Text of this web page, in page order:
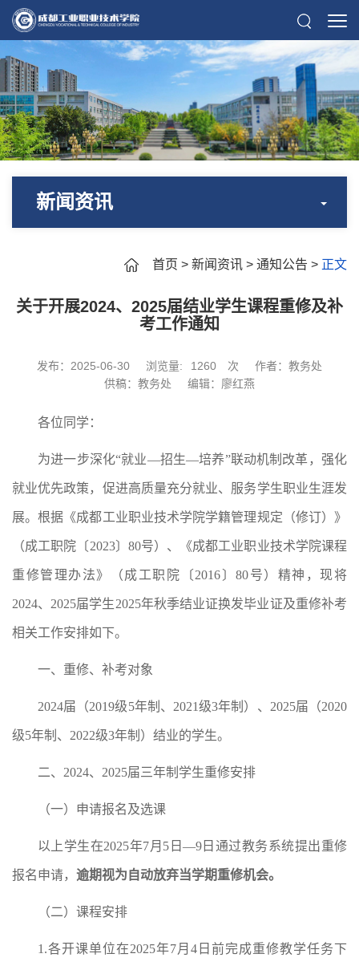
新闻资讯
首页 > 新闻资讯 > 通知公告 > 正文
关于开展2024、2025届结业学生课程重修及补
考工作通知
发布：2025-06-30 浏览量: 1260 次
作者：教务处
供稿：教务处
编辑：廖红燕
各位同学：
为进一步深化“就业—招生—培养”联动机制改革，强化
就业优先政策，促进高质量充分就业、服务学生职业生涯发
展。根据《成都工业职业技术学院学籍管理规定（修订）》
（成工职院〔2023〕80号）、《成都工业职业技术学院课程
重修管理办法》（成工职院〔2016〕80号）精神，现将
2024、2025届学生2025年秋季结业证换发毕业证及重修补考
相关工作安排如下。
一、重修、补考对象
2024届（2019级5年制、2021级3年制）、2025届（2020
级5年制、2022级3年制）结业的学生。
二、2024、2025届三年制学生重修安排
（一）申请报名及选课
以上学生在2025年7月5日—9日通过教务系统提出重修
报名申请， 逾期视为自动放弃当学期重修机会。
（二）课程安排
1.各开课单位在2025年7月4日前完成重修教学任务下